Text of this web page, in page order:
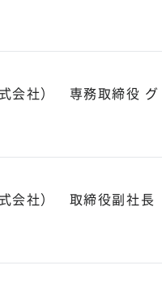
会社） 専務取締役 グ
会社） 取締役副社長